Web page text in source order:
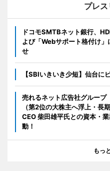
プレ
ドコモSMTBネット銀行、
よび「Webサポート格付け
せ
【SBIいきいき少短】仙台に
売れるネット広告社グルー
（第2位の大株主へ浮上・
CEO 柴田雄平氏との資本・
動！
もっ